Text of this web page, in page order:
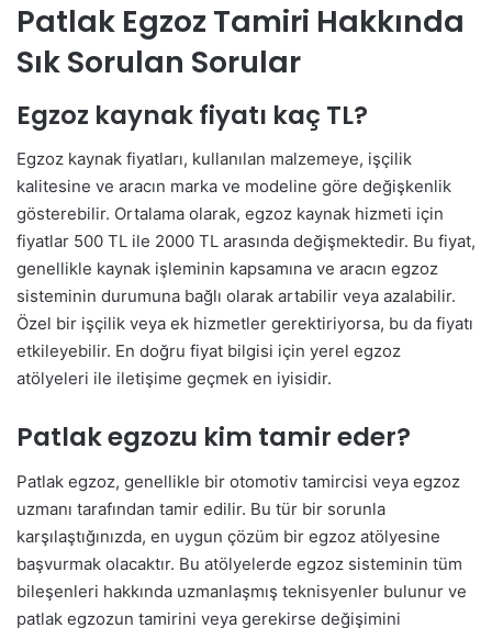
Patlak Egzoz Tamiri Hakkında
Sık Sorulan Sorular
Egzoz kaynak fiyatı kaç TL?
Egzoz kaynak fiyatları, kullanılan malzemeye, işçilik
kalitesine ve aracın marka ve modeline göre değişkenlik
gösterebilir. Ortalama olarak, egzoz kaynak hizmeti için
fiyatlar 500 TL ile 2000 TL arasında değişmektedir. Bu fiyat,
genellikle kaynak işleminin kapsamına ve aracın egzoz
sisteminin durumuna bağlı olarak artabilir veya azalabilir.
Özel bir işçilik veya ek hizmetler gerektiriyorsa, bu da fiyatı
etkileyebilir. En doğru fiyat bilgisi için yerel egzoz
atölyeleri ile iletişime geçmek en iyisidir.
Patlak egzozu kim tamir eder?
Patlak egzoz, genellikle bir otomotiv tamircisi veya egzoz
uzmanı tarafından tamir edilir. Bu tür bir sorunla
karşılaştığınızda, en uygun çözüm bir egzoz atölyesine
başvurmak olacaktır. Bu atölyelerde egzoz sisteminin tüm
bileşenleri hakkında uzmanlaşmış teknisyenler bulunur ve
patlak egzozun tamirini veya gerekirse değişimini